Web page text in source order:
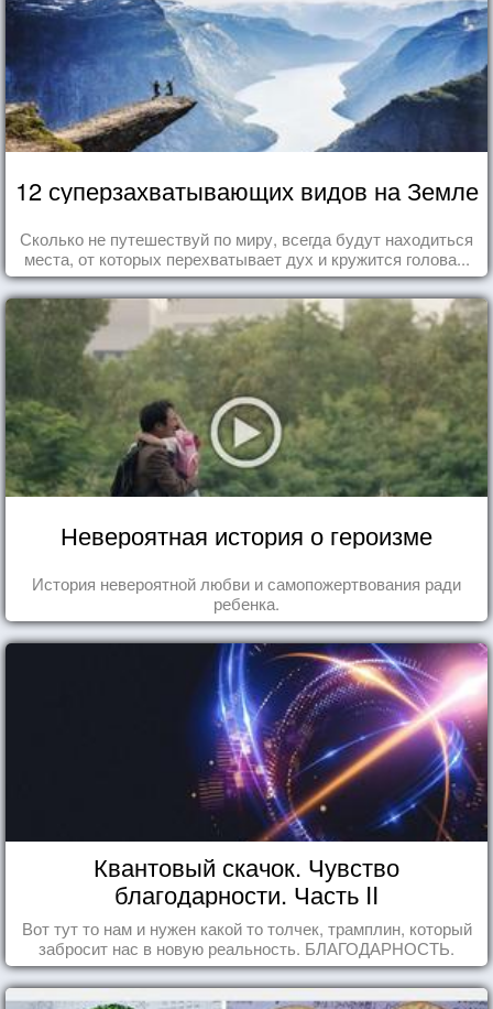
12 суперзахватывающих видов на Земле
Сколько не путешествуй по миру, всегда будут находиться
места, от которых перехватывает дух и кружится голова...
Невероятная история о героизме
История невероятной любви и самопожертвования ради
ребенка.
Квантовый скачок. Чувство
благодарности. Часть II
Вот тут то нам и нужен какой то толчек, трамплин, который
забросит нас в новую реальность. БЛАГОДАРНОСТЬ.